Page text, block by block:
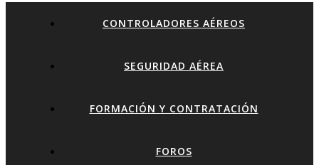
CONTROLADORES AÉREOS
SEGURIDAD AÉREA
FORMACIÓN Y CONTRATACIÓN
FOROS